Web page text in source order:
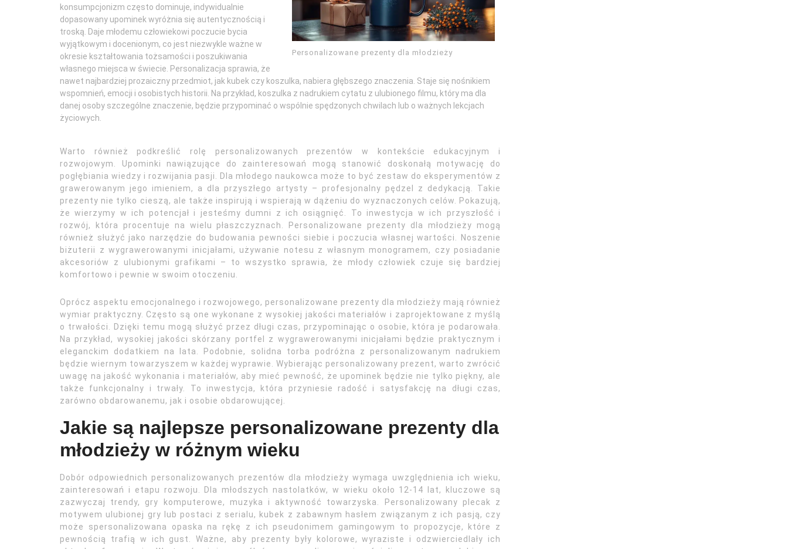
Personalizowane prezenty dla młodzieży
konsumpcjonizm często dominuje, indywidualnie
dopasowany upominek wyróżnia się autentycznością i
troską. Daje młodemu człowiekowi poczucie bycia
wyjątkowym i docenionym, co jest niezwykle ważne w
okresie kształtowania tożsamości i poszukiwania
własnego miejsca w świecie. Personalizacja sprawia, że
nawet najbardziej prozaiczny przedmiot, jak kubek czy koszulka, nabiera głębszego znaczenia. Staje się nośnikiem
wspomnień, emocji i osobistych historii. Na przykład, koszulka z nadrukiem cytatu z ulubionego filmu, który ma dla
danej osoby szczególne znaczenie, będzie przypominać o wspólnie spędzonych chwilach lub o ważnych lekcjach
życiowych.
Warto również podkreślić rolę personalizowanych prezentów w kontekście edukacyjnym i
rozwojowym. Upominki nawiązujące do zainteresowań mogą stanowić doskonałą motywację do
pogłębiania wiedzy i rozwijania pasji. Dla młodego naukowca może to być zestaw do eksperymentów z
grawerowanym jego imieniem, a dla przyszłego artysty – profesjonalny pędzel z dedykacją. Takie
prezenty nie tylko cieszą, ale także inspirują i wspierają w dążeniu do wyznaczonych celów. Pokazują,
że wierzymy w ich potencjał i jesteśmy dumni z ich osiągnięć. To inwestycja w ich przyszłość i
rozwój, która procentuje na wielu płaszczyznach. Personalizowane prezenty dla młodzieży mogą
również służyć jako narzędzie do budowania pewności siebie i poczucia własnej wartości. Noszenie
biżuterii z wygrawerowanymi inicjałami, używanie notesu z własnym monogramem, czy posiadanie
akcesoriów z ulubionymi grafikami – to wszystko sprawia, że młody człowiek czuje się bardziej
komfortowo i pewnie w swoim otoczeniu.
Oprócz aspektu emocjonalnego i rozwojowego, personalizowane prezenty dla młodzieży mają również
wymiar praktyczny. Często są one wykonane z wysokiej jakości materiałów i zaprojektowane z myślą
o trwałości. Dzięki temu mogą służyć przez długi czas, przypominając o osobie, która je podarowała.
Na przykład, wysokiej jakości skórzany portfel z wygrawerowanymi inicjałami będzie praktycznym i
eleganckim dodatkiem na lata. Podobnie, solidna torba podróżna z personalizowanym nadrukiem
będzie wiernym towarzyszem w każdej wyprawie. Wybierając personalizowany prezent, warto zwrócić
uwagę na jakość wykonania i materiałów, aby mieć pewność, że upominek będzie nie tylko piękny, ale
także funkcjonalny i trwały. To inwestycja, która przyniesie radość i satysfakcję na długi czas,
zarówno obdarowanemu, jak i osobie obdarowującej.
Jakie są najlepsze personalizowane prezenty dla
młodzieży w różnym wieku
Dobór odpowiednich personalizowanych prezentów dla młodzieży wymaga uwzględnienia ich wieku,
zainteresowań i etapu rozwoju. Dla młodszych nastolatków, w wieku około 12-14 lat, kluczowe są
zazwyczaj trendy, gry komputerowe, muzyka i aktywność towarzyska. Personalizowany plecak z
motywem ulubionej gry lub postaci z serialu, kubek z zabawnym hasłem związanym z ich pasją, czy
może spersonalizowana opaska na rękę z ich pseudonimem gamingowym to propozycje, które z
pewnością trafią w ich gust. Ważne, aby prezenty były kolorowe, wyraziste i odzwierciedlały ich